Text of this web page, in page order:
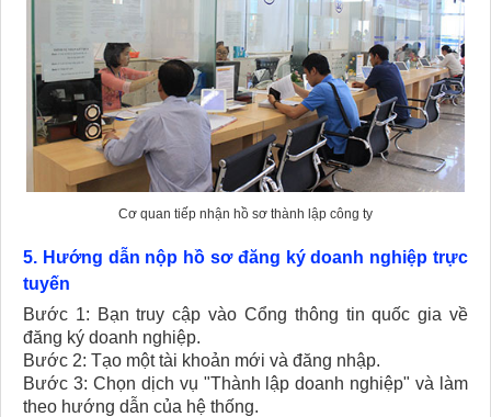
Cơ quan tiếp nhận hồ sơ thành lập công ty
5. Hướng dẫn nộp hồ sơ đăng ký doanh nghiệp trực
tuyến
Bước 1: Bạn truy cập vào Cổng thông tin quốc gia về
đăng ký doanh nghiệp.
Bước 2: Tạo một tài khoản mới và đăng nhập.
Bước 3: Chọn dịch vụ "Thành lập doanh nghiệp" và làm
theo hướng dẫn của hệ thống.